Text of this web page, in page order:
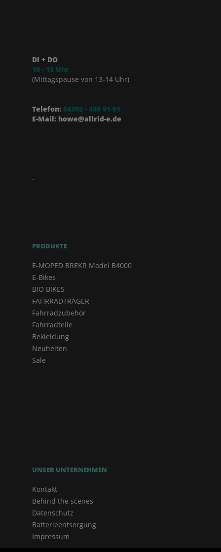
DI + DO
10 - 18 Uhr
(Mittagspause von 13-14 Uhr)
Telefon: 04392 - 400 91-91
E-Mail: howe@allrid-e.de
.
PRODUKTE
E-MOPED BREKR Model B4000
E-Bikes
BIO BIKES
FAHRRADTRÄGER
Fahrradzubehör
Fahrradteile
Bekleidung
Neuheiten
Sale
UNSER UNTERNEHMEN
Kontakt
Behind the scenes
Datenschutz
Batterieentsorgung
Impressum